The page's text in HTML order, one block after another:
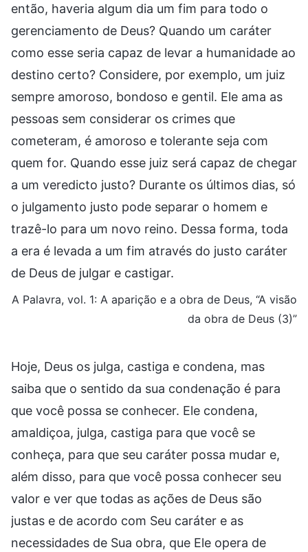
então, haveria algum dia um fim para todo o
gerenciamento de Deus? Quando um caráter
como esse seria capaz de levar a humanidade ao
destino certo? Considere, por exemplo, um juiz
sempre amoroso, bondoso e gentil. Ele ama as
pessoas sem considerar os crimes que
cometeram, é amoroso e tolerante seja com
quem for. Quando esse juiz será capaz de chegar
a um veredicto justo? Durante os últimos dias, só
o julgamento justo pode separar o homem e
trazê-lo para um novo reino. Dessa forma, toda
a era é levada a um fim através do justo caráter
de Deus de julgar e castigar.
A Palavra, vol. 1: A aparição e a obra de Deus, “A visão
da obra de Deus (3)”
Hoje, Deus os julga, castiga e condena, mas
saiba que o sentido da sua condenação é para
que você possa se conhecer. Ele condena,
amaldiçoa, julga, castiga para que você se
conheça, para que seu caráter possa mudar e,
além disso, para que você possa conhecer seu
valor e ver que todas as ações de Deus são
justas e de acordo com Seu caráter e as
necessidades de Sua obra, que Ele opera de